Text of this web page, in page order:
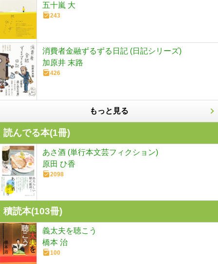
五十嵐 大
243
消費者金融ずるずる日記 (日記シリーズ)
加原井 末路
426
もっと見る
読んでる本(1冊)
あさ酒 (単行本文芸フィクション)
原田 ひ香
2098
積読本(103冊)
義太夫を聴こう
橋本 治
100